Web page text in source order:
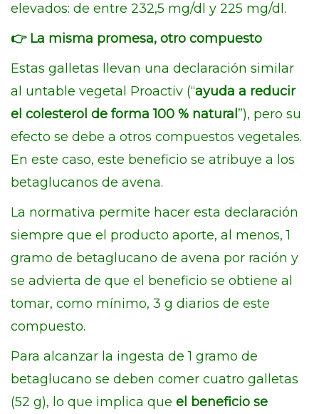
elevados: de entre 232,5 mg/dl y 225 mg/dl.
👉 La misma promesa, otro compuesto
Estas galletas llevan una declaración similar
al untable vegetal Proactiv (“ayuda a reducir
el colesterol de forma 100 % natural ”), pero su
efecto se debe a otros compuestos vegetales.
En este caso, este beneficio se atribuye a los
betaglucanos de avena.
La normativa permite hacer esta declaración
siempre que el producto aporte, al menos, 1
gramo de betaglucano de avena por ración y
se advierta de que el beneficio se obtiene al
tomar, como mínimo, 3 g diarios de este
compuesto.
Para alcanzar la ingesta de 1 gramo de
betaglucano se deben comer cuatro galletas
(52 g), lo que implica que el beneficio se